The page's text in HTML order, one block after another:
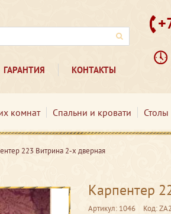
ГАРАНТИЯ КОНТАКТЫ
комнат Спальни и кровати Столы
223 Витрина 2-х дверная
Карпентер
Артикул: 1046 Код: